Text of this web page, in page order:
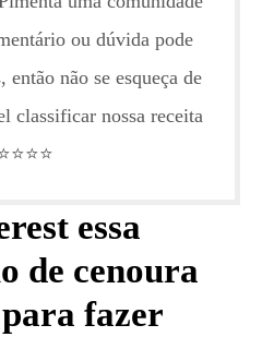
ou dúvida pode
não se esqueça de
classificar nossa receita
essa
de cenoura
fazer